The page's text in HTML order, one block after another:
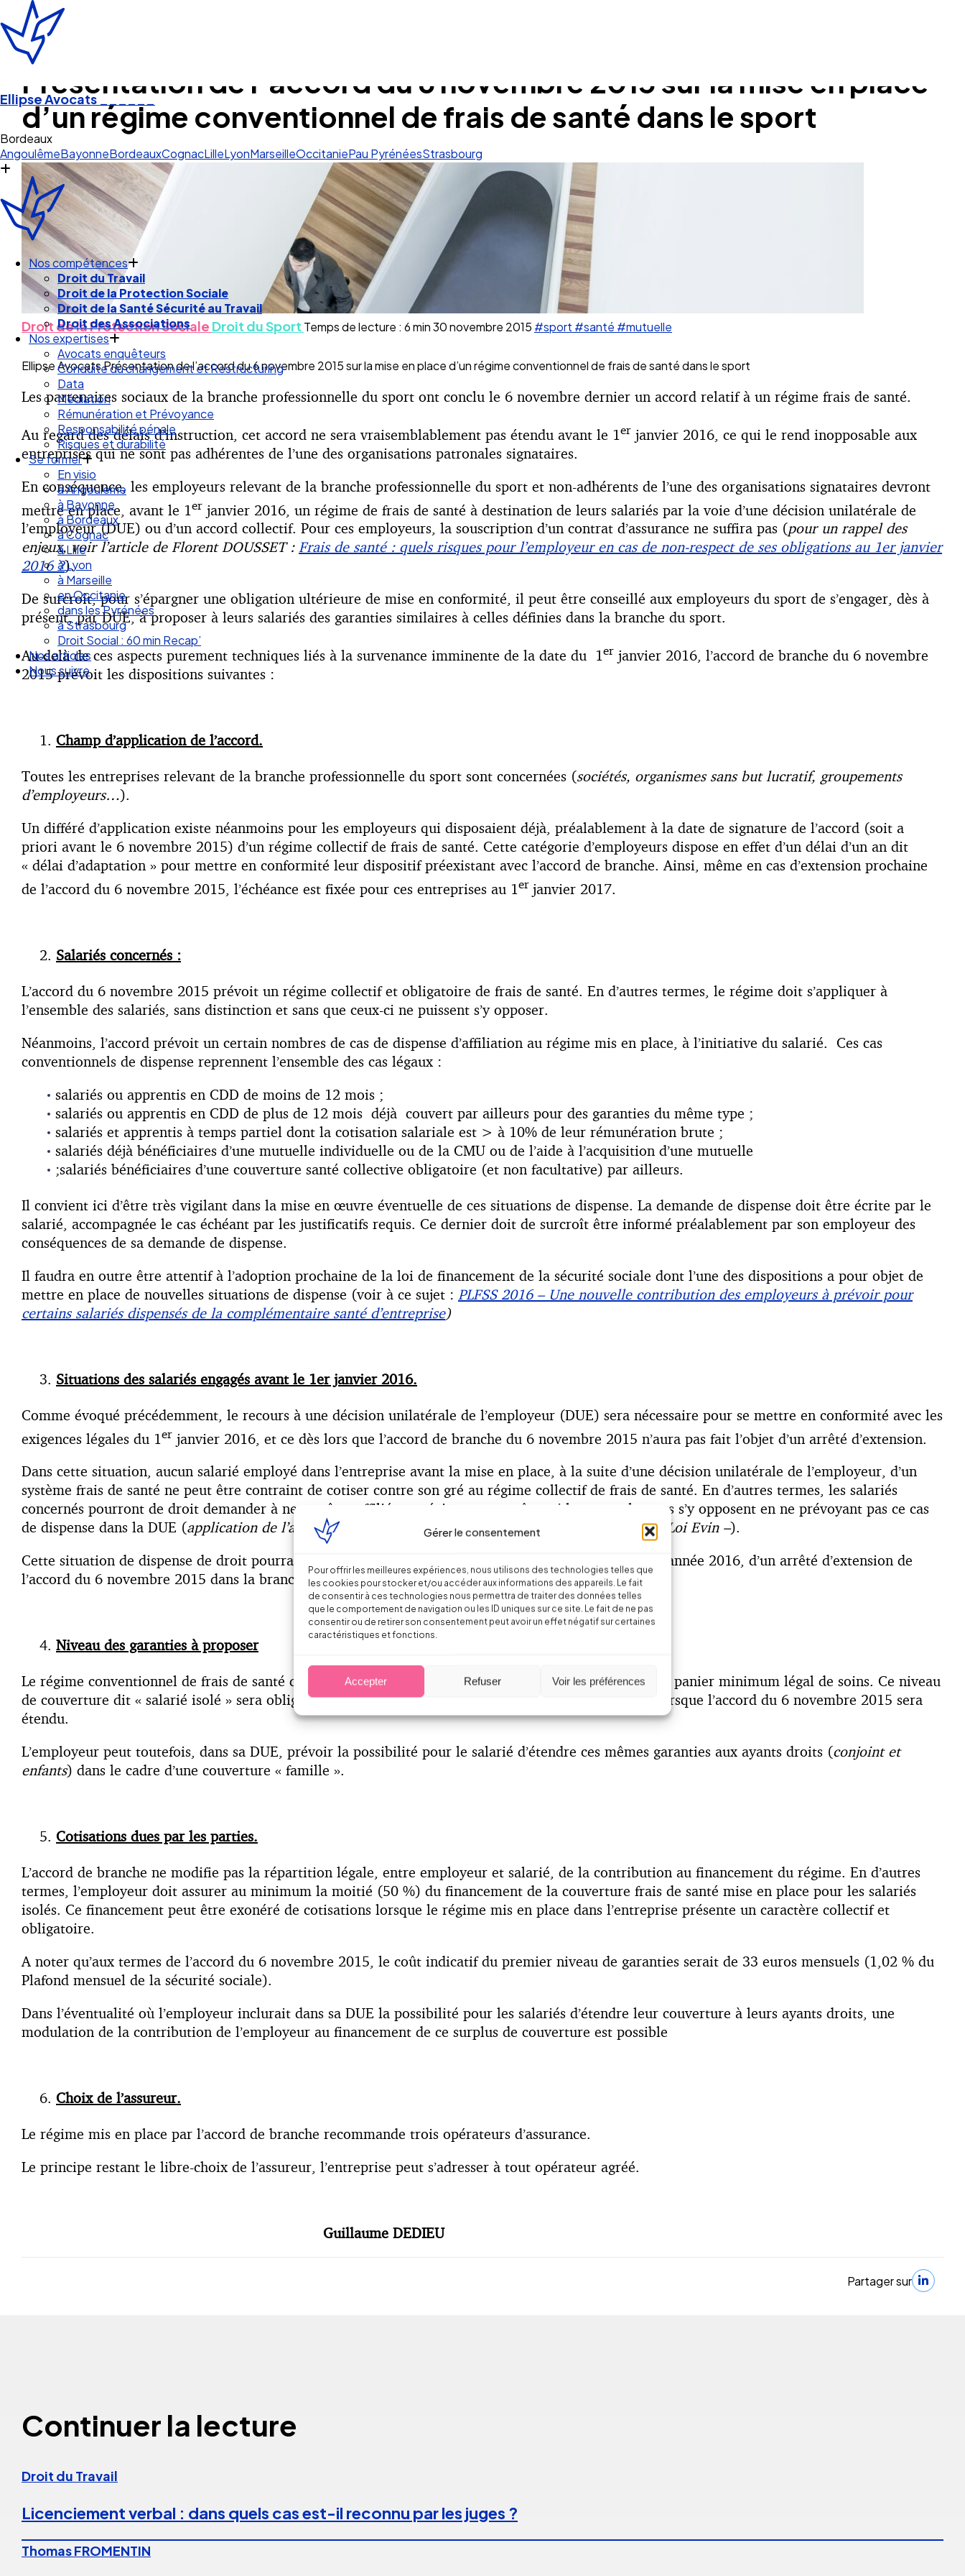
Gérer le consentement
Pour offrir les meilleures expériences, nous utilisons des technologies telles que
les cookies pour stocker et/ou accéder aux informations des appareils. Le fait
de consentir à ces technologies nous permettra de traiter des données telles
que le comportement de navigation ou les ID uniques sur ce site. Le fait de ne pas
consentir ou de retirer son consentement peut avoir un effet négatif sur certaines
caractéristiques et fonctions.
Accepter Refuser Voir les préférences
Ellipse Avocats ______
Co
AngoulêmeBayonneBordeauxCognacLilleLyonMarseilleOccitaniePau PyrénéesStrasbourg
Nos compétences
Droit du Travail
Droit de la Protection Sociale
Droit de la Santé Sécurité au Travail
Droit des Associations
Nos expertises
Avocats enquêteurs
Conduite du changement et Restructuring
Data
Médiation
Rémunération et Prévoyance
Responsabilité pénale
Risques et durabilité
Se former
En visio
à Angouleme
à Bayonne
à Bordeaux
à Cognac
à Lille
à Lyon
à Marseille
en Occitanie
dans les Pyrénées
à Strasbourg
Droit Social : 60 min Recap’
Nos articles
Nous suivre
Présentation de l’accord du 6 novembre 2015 sur la mise en place
d’un régime conventionnel de frais de santé dans le sport
Droit de la Protection Sociale Droit du Sport Temps de lecture : 6 min30 novembre 2015 #sport #santé #mutuelle
Ellipse Avocats Présentation de l’accord du 6 novembre 2015 sur la mise en place d’un régime conventionnel de frais de santé dans le sport
Les partenaires sociaux de la branche professionnelle du sport ont conclu le 6 novembre dernier un accord relatif à un régime frais de santé.
Au regard des délais d’instruction, cet accord ne sera vraisemblablement pas étendu avant le 1 er janvier 2016, ce qui le rend inopposable aux
entreprises qui ne sont pas adhérentes de l’une des organisations patronales signataires.
En conséquence, les employeurs relevant de la branche professionnelle du sport et non-adhérents de l’une des organisations signataires devront
mettre en place, avant le 1 er janvier 2016, un régime de frais de santé à destination de leurs salariés par la voie d’une décision unilatérale de
l’employeur (DUE) ou d’un accord collectif. Pour ces employeurs, la souscription d’un contrat d’assurance ne suffira pas (pour un rappel des
enjeux, voir l’article de Florent DOUSSET : Frais de santé : quels risques pour l’employeur en cas de non-respect de ses obligations au 1er janvier
2016 ?).
De surcroît, pour s’épargner une obligation ultérieure de mise en conformité, il peut être conseillé aux employeurs du sport de s’engager, dès à
présent, par DUE, à proposer à leurs salariés des garanties similaires à celles définies dans la branche du sport.
Au-delà de ces aspects purement techniques liés à la survenance imminente de la date du 1er janvier 2016, l’accord de branche du 6 novembre
2015 prévoit les dispositions suivantes :
Champ d’application de l’accord.
Toutes les entreprises relevant de la branche professionnelle du sport sont concernées (sociétés, organismes sans but lucratif, groupements
d’employeurs…).
Un différé d’application existe néanmoins pour les employeurs qui disposaient déjà, préalablement à la date de signature de l’accord (soit a
priori avant le 6 novembre 2015) d’un régime collectif de frais de santé. Cette catégorie d’employeurs dispose en effet d’un délai d’un an dit
« délai d’adaptation » pour mettre en conformité leur dispositif préexistant avec l’accord de branche. Ainsi, même en cas d’extension prochaine
de l’accord du 6 novembre 2015, l’échéance est fixée pour ces entreprises au 1 er janvier 2017.
Salariés concernés :
L’accord du 6 novembre 2015 prévoit un régime collectif et obligatoire de frais de santé. En d’autres termes, le régime doit s’appliquer à
l’ensemble des salariés, sans distinction et sans que ceux-ci ne puissent s’y opposer.
Néanmoins, l’accord prévoit un certain nombres de cas de dispense d’affiliation au régime mis en place, à l’initiative du salarié. Ces cas
conventionnels de dispense reprennent l’ensemble des cas légaux :
salariés ou apprentis en CDD de moins de 12 mois ;
salariés ou apprentis en CDD de plus de 12 mois déjà couvert par ailleurs pour des garanties du même type ;
salariés et apprentis à temps partiel dont la cotisation salariale est > à 10% de leur rémunération brute ;
salariés déjà bénéficiaires d’une mutuelle individuelle ou de la CMU ou de l’aide à l’acquisition d’une mutuelle
;salariés bénéficiaires d’une couverture santé collective obligatoire (et non facultative) par ailleurs.
Il convient ici d’être très vigilant dans la mise en œuvre éventuelle de ces situations de dispense. La demande de dispense doit être écrite par le
salarié, accompagnée le cas échéant par les justificatifs requis. Ce dernier doit de surcroît être informé préalablement par son employeur des
conséquences de sa demande de dispense.
Il faudra en outre être attentif à l’adoption prochaine de la loi de financement de la sécurité sociale dont l’une des dispositions a pour objet de
mettre en place de nouvelles situations de dispense (voir à ce sujet : PLFSS 2016 – Une nouvelle contribution des employeurs à prévoir pour
certains salariés dispensés de la complémentaire santé d’entreprise)
Situations des salariés engagés avant le 1er janvier 2016.
Comme évoqué précédemment, le recours à une décision unilatérale de l’employeur (DUE) sera nécessaire pour se mettre en conformité avec les
exigences légales du 1 er janvier 2016, et ce dès lors que l’accord de branche du 6 novembre 2015 n’aura pas fait l’objet d’un arrêté d’extension.
Dans cette situation, aucun salarié employé dans l’entreprise avant la mise en place, à la suite d’une décision unilatérale de l’employeur, d’un
système frais de santé ne peut être contraint de cotiser contre son gré au régime collectif de frais de santé. En d’autres termes, les salariés
concernés pourront de droit demander à ne pas être affiliés au régime, et ce même si leurs employeurs s’y opposent en ne prévoyant pas ce cas
de dispense dans la DUE (application de l’article 11 de la Loi n° 89-1009 du 31 décembre 1989 – dite Loi Evin –).
Cette situation de dispense de droit pourrait être remise en cause en cas de survenance, au cours de l’année 2016, d’un arrêté d’extension de
l’accord du 6 novembre 2015 dans la branche du sport.
Niveau des garanties à proposer
Le régime conventionnel de frais de santé définit un seul niveau de garanties, légèrement supérieur au panier minimum légal de soins. Ce niveau
de couverture dit « salarié isolé » sera obligatoire a minima pour tous les employeurs de la branche lorsque l’accord du 6 novembre 2015 sera
étendu.
L’employeur peut toutefois, dans sa DUE, prévoir la possibilité pour le salarié d’étendre ces mêmes garanties aux ayants droits (conjoint et
enfants) dans le cadre d’une couverture « famille ».
Cotisations dues par les parties.
L’accord de branche ne modifie pas la répartition légale, entre employeur et salarié, de la contribution au financement du régime. En d’autres
termes, l’employeur doit assurer au minimum la moitié (50 %) du financement de la couverture frais de santé mise en place pour les salariés
isolés. Ce financement peut être exonéré de cotisations lorsque le régime mis en place dans l’entreprise présente un caractère collectif et
obligatoire.
A noter qu’aux termes de l’accord du 6 novembre 2015, le coût indicatif du premier niveau de garanties serait de 33 euros mensuels (1,02 % du
Plafond mensuel de la sécurité sociale).
Dans l’éventualité où l’employeur inclurait dans sa DUE la possibilité pour les salariés d’étendre leur couverture à leurs ayants droits, une
modulation de la contribution de l’employeur au financement de ce surplus de couverture est possible
Choix de l’assureur.
Le régime mis en place par l’accord de branche recommande trois opérateurs d’assurance.
Le principe restant le libre-choix de l’assureur, l’entreprise peut s’adresser à tout opérateur agréé.
Guillaume DEDIEU
Partager sur
Continuer la lecture
Droit du Travail
Licenciement verbal : dans quels cas est-il reconnu par les juges ?
Thomas FROMENTIN